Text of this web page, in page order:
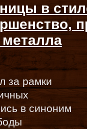
в
металла
за рамки
в синоним